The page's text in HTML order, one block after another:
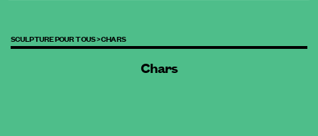
SCULPTURE POUR TOUS >CHARS
Chars